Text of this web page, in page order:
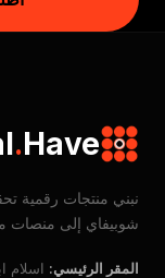
Have
.
نبني منتجات رقمية
شوبيفاي إلى منصات
المقر الرئيسي: اسلام